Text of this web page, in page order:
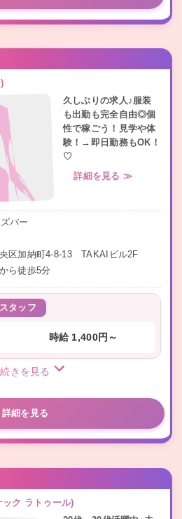
久しぶりの求人♪服装
も出勤も完全自由◎個
性で稼ごう！見学や体
験！→即日勤務もOK！
♡
詳細を見る ≫
バー
区加納町4-8-13 TAKAIビル2F
ら徒歩5分
タッフ
時給 1,400円～
続きを見る
詳細を見る
ク ラトゥール)